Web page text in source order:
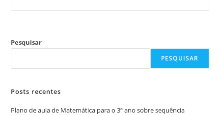
Pesquisar
PESQUISAR
Posts recentes
Plano de aula de Matemática para o 3º ano sobre sequência